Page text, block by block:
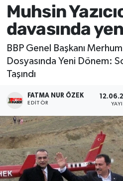
Muhsin
davasında
BBP Genel Başkanı
Dosyasında Yeni Dönem:
Taşındı
FATMA NUR ÖZEK
EDITÖR
Sağlık
Eğitim
Sivil Toplum
Etkinlikler